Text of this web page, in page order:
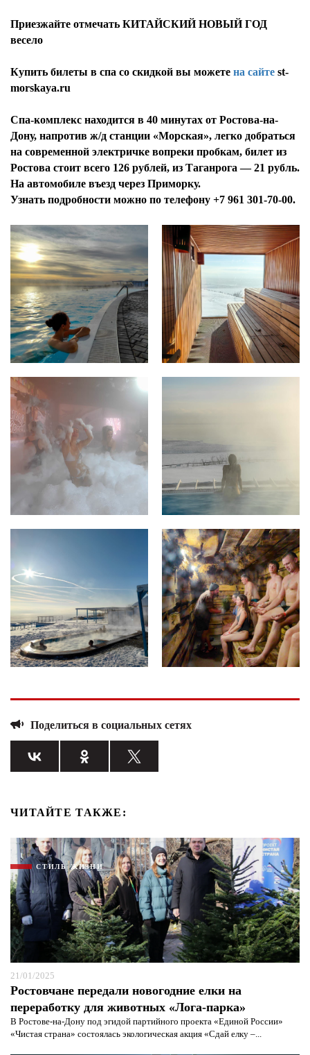
Приезжайте отмечать КИТАЙСКИЙ НОВЫЙ ГОД
весело
Купить билеты в спа со скидкой вы можете на сайте st-
morskaya.ru
Спа-ĸомплеĸс находится в 40 минутах от Ростова-на-
Дону, напротив ж/д станции «Морская», легко добраться
на современной электричке вопреки пробкам, билет из
Ростова стоит всего 126 рублей, из Таганрога — 21 рубль.
На автомобиле въезд через Приморку.
Узнать подробности можно по телефону +7 961 301-70-00.
Поделиться в социальных сетях
ЧИТАЙТЕ ТАКЖЕ:
СТИЛЬ ЖИЗНИ
21/01/2025
Ростовчане передали новогодние елки на
переработку для животных «Лога-парка»
В Ростове-на-Дону под эгидой партийного проекта «Единой России»
«Чистая страна» состоялась экологическая акция «Сдай елку –...